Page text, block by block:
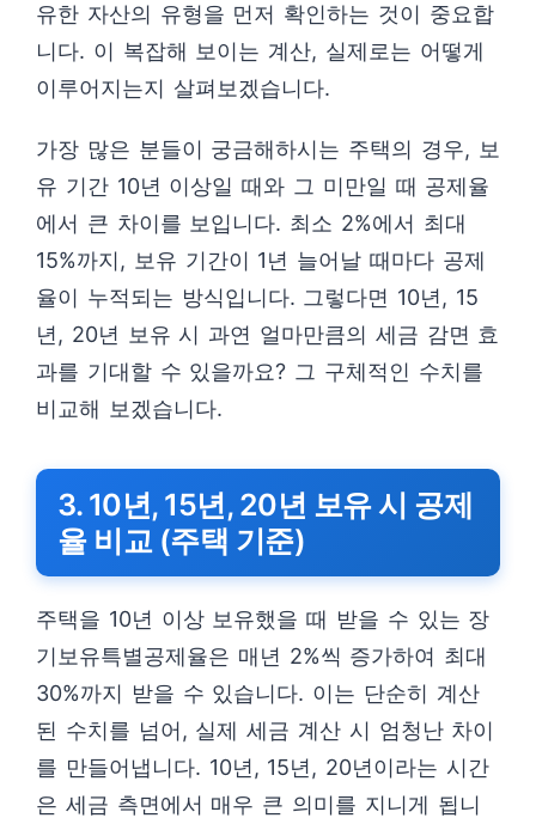
유한 자산의 유형을 먼저 확인하는 것이 중요합
니다. 이 복잡해 보이는 계산, 실제로는 어떻게
이루어지는지 살펴보겠습니다.
가장 많은 분들이 궁금해하시는 주택의 경우, 보
유 기간 10년 이상일 때와 그 미만일 때 공제율
에서 큰 차이를 보입니다. 최소 2%에서 최대
15%까지, 보유 기간이 1년 늘어날 때마다 공제
율이 누적되는 방식입니다. 그렇다면 10년, 15
년, 20년 보유 시 과연 얼마만큼의 세금 감면 효
과를 기대할 수 있을까요? 그 구체적인 수치를
비교해 보겠습니다.
3. 10년, 15년, 20년 보유 시 공제
율 비교 (주택 기준)
주택을 10년 이상 보유했을 때 받을 수 있는 장
기보유특별공제율은 매년 2%씩 증가하여 최대
30%까지 받을 수 있습니다. 이는 단순히 계산
된 수치를 넘어, 실제 세금 계산 시 엄청난 차이
를 만들어냅니다. 10년, 15년, 20년이라는 시간
은 세금 측면에서 매우 큰 의미를 지니게 됩니